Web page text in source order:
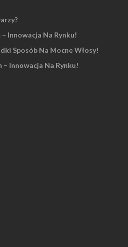
Innowacja Na Rynku!
Sposób Na Mocne Włosy!
Innowacja Na Rynku!